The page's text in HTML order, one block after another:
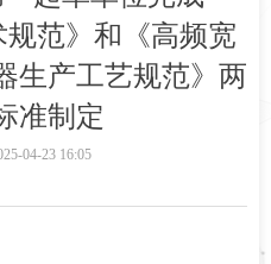
规范》和《高频宽
生产工艺规范》两
准制定
04-23 16:05